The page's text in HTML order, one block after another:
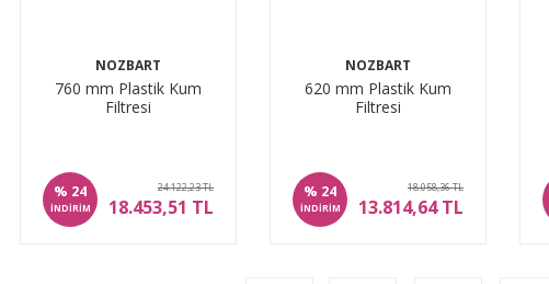
NOZBART
760 mm Plastik Kum
Filtresi
% 24
İNDİRİM
24.122,23 TL
18.453,51 TL
NOZBART
620 mm Plastik Kum
Filtresi
% 24
İNDİRİM
18.058,36 TL
13.814,64 TL